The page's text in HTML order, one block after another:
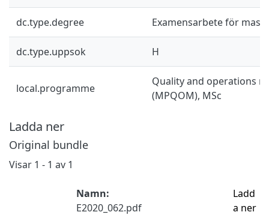
dc.type.degree Examensarbete för
dc.type.uppsok H
local.programme
Quality and operations
(MPQOM), MSc
Ladda ner
Original bundle
Visar 1 - 1 av 1
Namn:
E2020_062.pdf
Ladd
a ner